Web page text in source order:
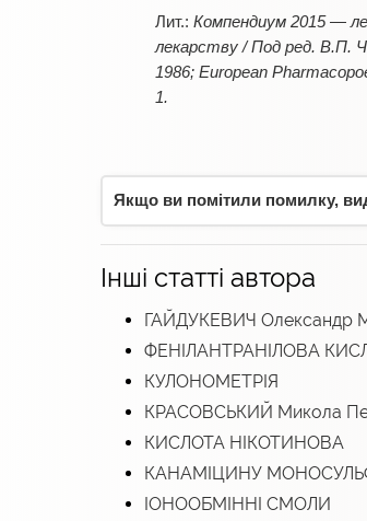
Компендиум 2015 —
лекарству / Под ред. В.П.
1986; European
1.
Якщо ви помітили помилку,
Інші статті автора
ГАЙДУКЕВИЧ Олександр
ФЕНІЛАНТРАНІЛОВА
КУЛОНОМЕТРІЯ
КРАСОВСЬКИЙ Микола
КИСЛОТА НІКОТИНОВА
КАНАМІЦИНУ
ІОНООБМІННІ СМОЛИ